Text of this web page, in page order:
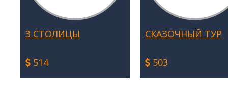
3 СТОЛИЦЫ
514
СКАЗОЧНЫЙ ТУР
503